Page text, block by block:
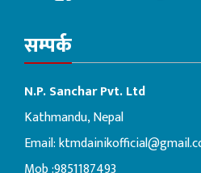
सम्पर्क
N.P. Sanchar Pvt. Ltd
Kathmandu, Nepal
Email: